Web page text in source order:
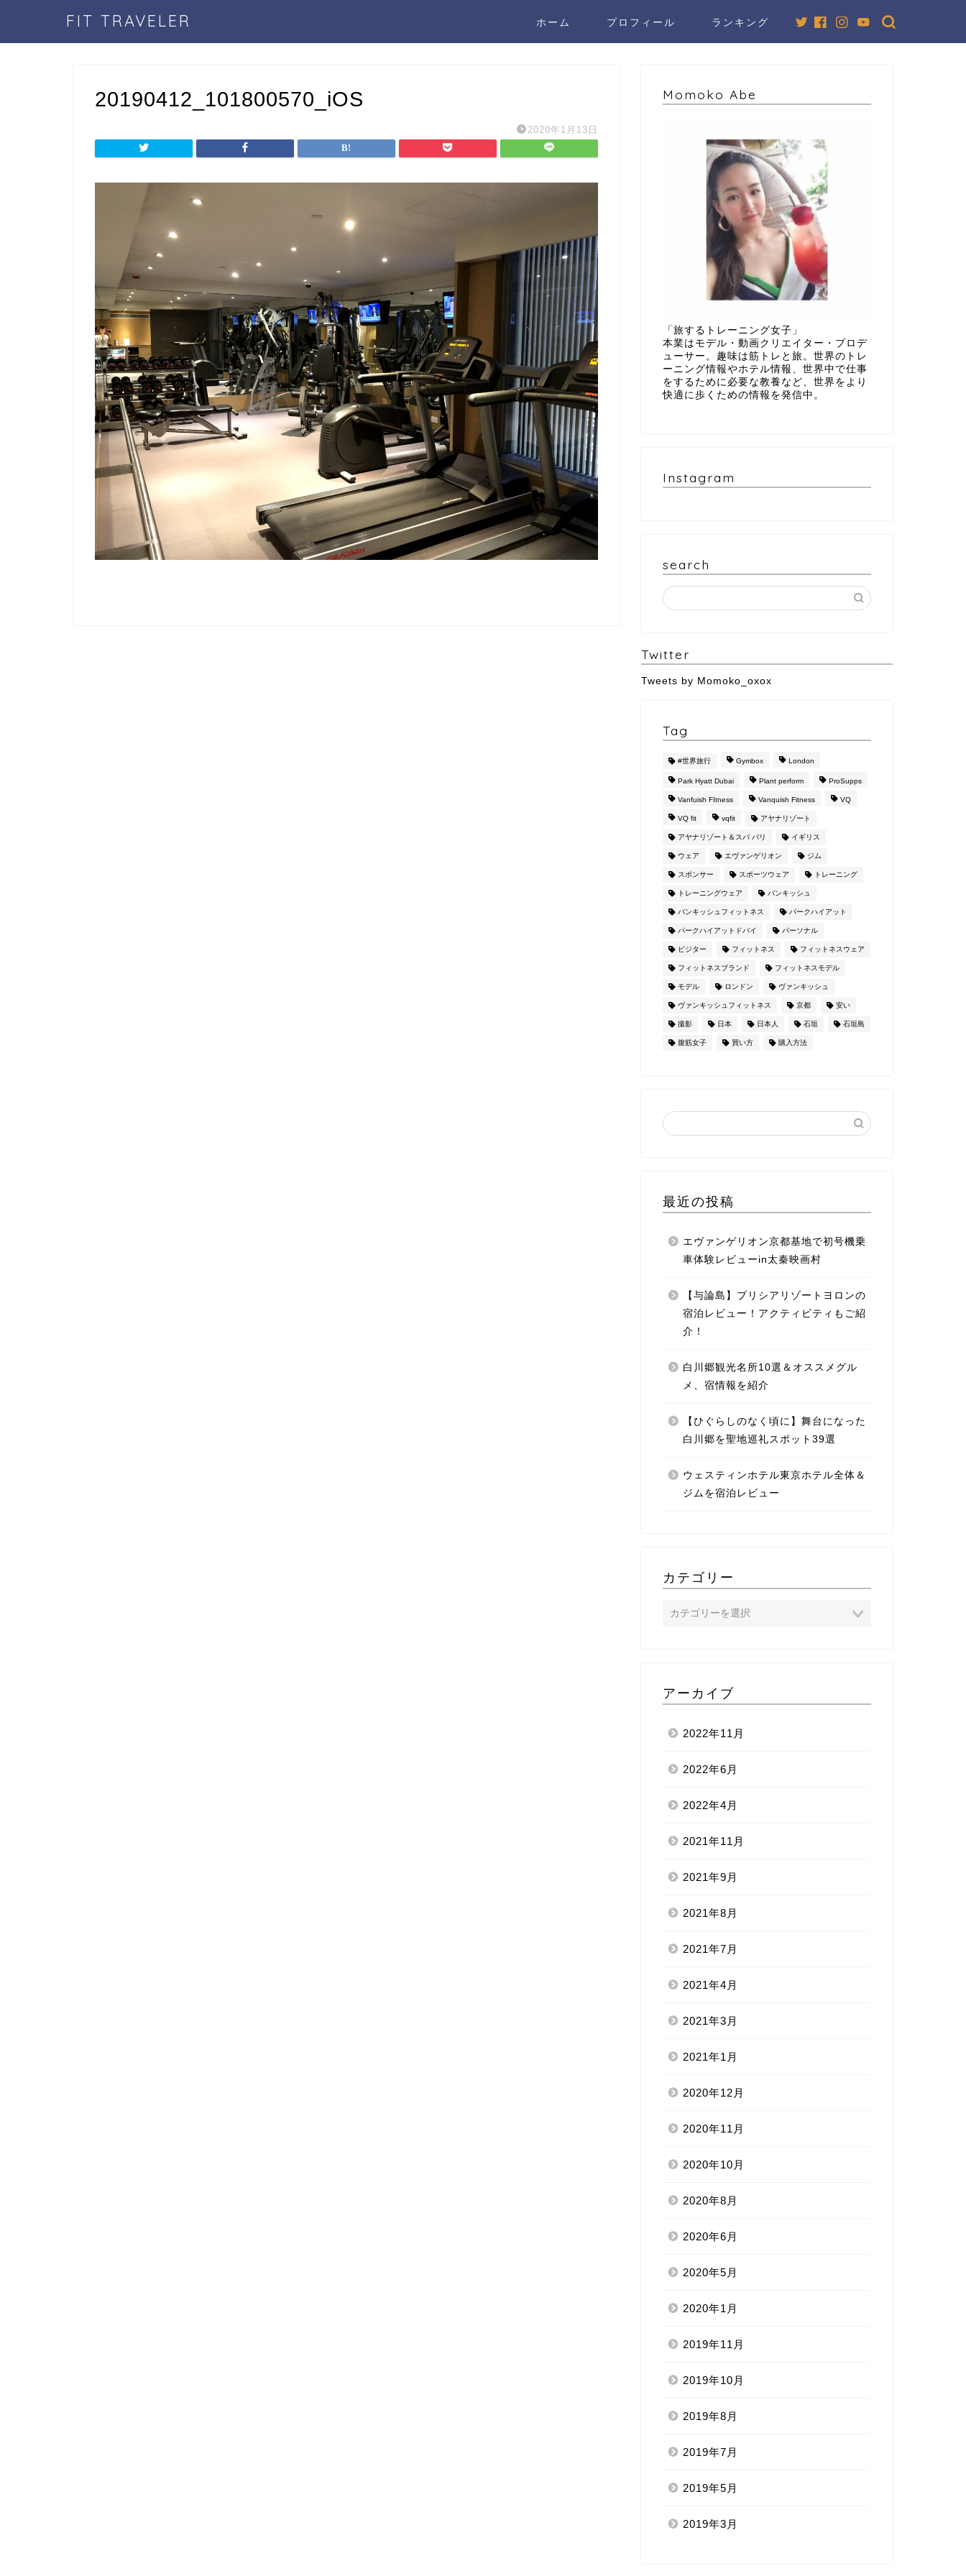
FIT TRAVELER ホーム プロフィール ランキング
20190412_101800570_iOS
2020年1月13日
Momoko Abe
「旅するトレーニング女子」
本業はモデル・動画クリエイター・プロデ
ューサー。趣味は筋トレと旅。世界のトレ
ーニング情報やホテル情報、世界中で仕事
をするために必要な教養など、世界をより
快適に歩くための情報を発信中。
Instagram
search
Twitter
Tweets by Momoko_oxox
Tag
#世界旅行 Gymbox London
Park Hyatt Dubai Plant perform ProSupps
Vanfuish FItness Vanquish Fitness VQ
VQ fit vqfit アヤナリゾート
アヤナリゾート＆スパ バリ イギリス
ウェア エヴァンゲリオン ジム
スポンサー スポーツウェア トレーニング
トレーニングウェア バンキッシュ
バンキッシュフィットネス パークハイアット
パークハイアットドバイ パーソナル
ビジター フィットネス フィットネスウェア
フィットネスブランド フィットネスモデル
モデル ロンドン ヴァンキッシュ
ヴァンキッシュフィットネス 京都 安い
撮影 日本 日本人 石垣 石垣島
腹筋女子 買い方 購入方法
最近の投稿
エヴァンゲリオン京都基地で初号機乗
車体験レビューin太秦映画村
【与論島】プリシアリゾートヨロンの
宿泊レビュー！アクティビティもご紹
介！
白川郷観光名所10選＆オススメグル
メ、宿情報を紹介
【ひぐらしのなく頃に】舞台になった
白川郷を聖地巡礼スポット39選
ウェスティンホテル東京ホテル全体＆
ジムを宿泊レビュー
カテゴリー
アーカイブ
2022年11月
2022年6月
2022年4月
2021年11月
2021年9月
2021年8月
2021年7月
2021年4月
2021年3月
2021年1月
2020年12月
2020年11月
2020年10月
2020年8月
2020年6月
2020年5月
2020年1月
2019年11月
2019年10月
2019年8月
2019年7月
2019年5月
2019年3月